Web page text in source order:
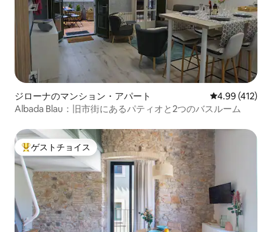
ジローナのマンション・アパート レビュー412
4.99 (412)
Albada Blau：旧市街にあるパティオと2つのバスルーム
大好評のゲストチョイスです。
ゲストチョイス